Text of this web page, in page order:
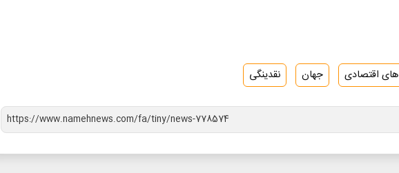
اقتصادی جهان نقدینگی